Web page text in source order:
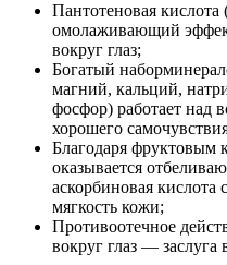
Пантотеновая
омолаживающий
вокруг глаз;
Богатый
магний, кальций,
фосфор) работает над
хорошего
Благодаря фруктовым
оказывается
аскорбиновая кислота
мягкость кожи;
Противоотечное
вокруг глаз —